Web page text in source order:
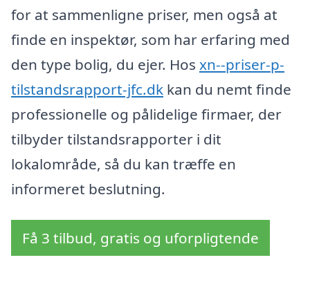
for at sammenligne priser, men også at
finde en inspektør, som har erfaring med
den type bolig, du ejer. Hos xn--priser-p-
tilstandsrapport-jfc.dk kan du nemt finde
professionelle og pålidelige firmaer, der
tilbyder tilstandsrapporter i dit
lokalområde, så du kan træffe en
informeret beslutning.
Få 3 tilbud, gratis og uforpligtende